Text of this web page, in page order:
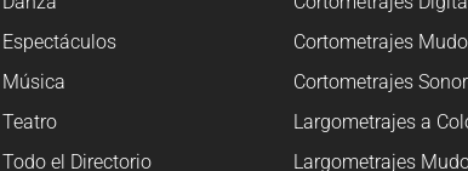
Espectáculos
Música
Teatro
Todo el Directorio
Cortometrajes
Cortometrajes
Largometrajes a
Largometrajes